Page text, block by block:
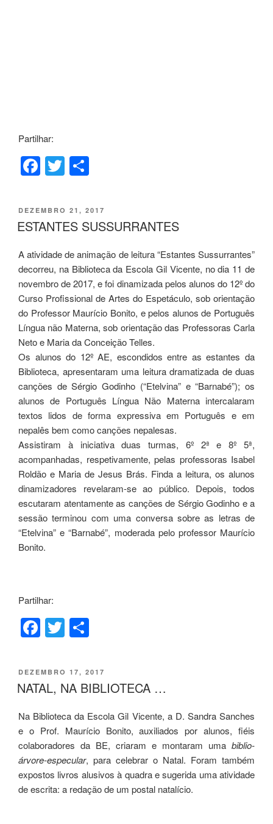
Partilhar:
F
c
e
b
o
o
k
T
tt
er
ar
e
PUBLICADO
EM
DEZEMBRO 21, 2017
ESTANTES SUSSURRANTES
A atividade de animação de leitura “Estantes Sussurrantes”
decorreu, na Biblioteca da Escola Gil Vicente, no dia 11 de
novembro de 2017, e foi dinamizada pelos alunos do 12º do
Curso Profissional de Artes do Espetáculo, sob orientação
do Professor Maurício Bonito, e pelos alunos de Português
Língua não Materna, sob orientação das Professoras Carla
Neto e Maria da Conceição Telles.
Os alunos do 12º AE, escondidos entre as estantes da
Biblioteca, apresentaram uma leitura dramatizada de duas
canções de Sérgio Godinho (“Etelvina” e “Barnabé”); os
alunos de Português Língua Não Materna intercalaram
textos lidos de forma expressiva em Português e em
nepalês bem como canções nepalesas.
Assistiram à iniciativa duas turmas, 6º 2ª e 8º 5ª,
acompanhadas, respetivamente, pelas professoras Isabel
Roldão e Maria de Jesus Brás. Finda a leitura, os alunos
dinamizadores revelaram-se ao público. Depois, todos
escutaram atentamente as canções de Sérgio Godinho e a
sessão terminou com uma conversa sobre as letras de
“Etelvina” e “Barnabé”, moderada pelo professor Maurício
Bonito.
Partilhar:
F
a
c
e
b
o
o
k
T
wi
tt
er
ar
e
PUBLICADO
EM
DEZEMBRO 17, 2017
NATAL, NA BIBLIOTECA …
Na Biblioteca da Escola Gil Vicente, a D. Sandra Sanches
e o Prof. Maurício Bonito, auxiliados por alunos, fiéis
colaboradores da BE, criaram e montaram uma biblio-
árvore-especular, para celebrar o Natal. Foram também
expostos livros alusivos à quadra e sugerida uma atividade
de escrita: a redação de um postal natalício.